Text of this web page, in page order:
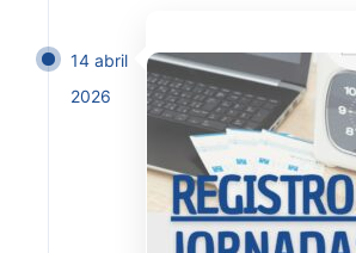
14 abril
2026